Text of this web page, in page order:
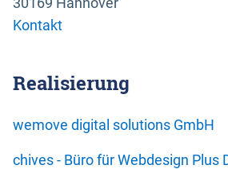
Kontakt
Realisierung
wemove digital solutions GmbH
chives - Büro für Webdesign Plus